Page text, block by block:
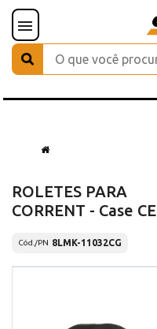
ROLETES PARA
CORRENT - Case CE
Cód./PN 8LMK-11032CG